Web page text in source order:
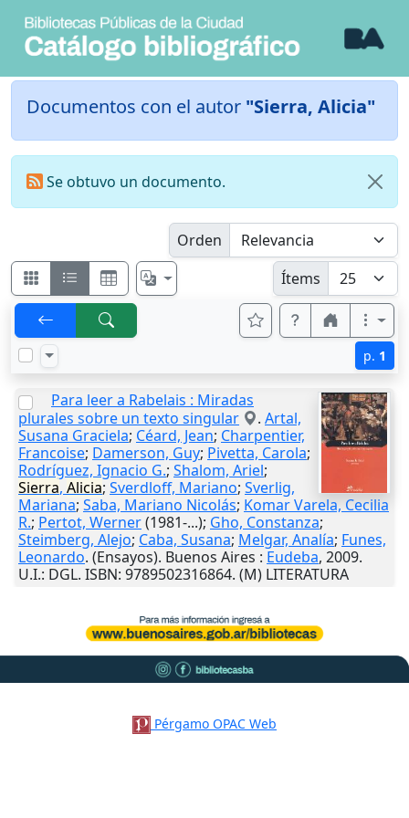
Documentos con el autor "Sierra, Alicia"
Se obtuvo un documento.
Orden
Ítems
p. 1
Para leer a Rabelais : Miradas
plurales sobre un texto singular
. Artal,
Susana Graciela; Céard, Jean; Charpentier,
Francoise; Damerson, Guy; Pivetta, Carola;
Rodríguez, Ignacio G.; Shalom, Ariel;
Sierra, Alicia; Sverdloff, Mariano; Sverlig,
Mariana; Saba, Mariano Nicolás; Komar Varela, Cecilia
R.; Pertot, Werner(1981-...); Gho, Constanza;
Steimberg, Alejo; Caba, Susana; Melgar, Analía; Funes,
Leonardo. (Ensayos). Buenos Aires : Eudeba, 2009.
U.I.: DGL. ISBN: 9789502316864. (M) LITERATURA
Pérgamo OPAC Web